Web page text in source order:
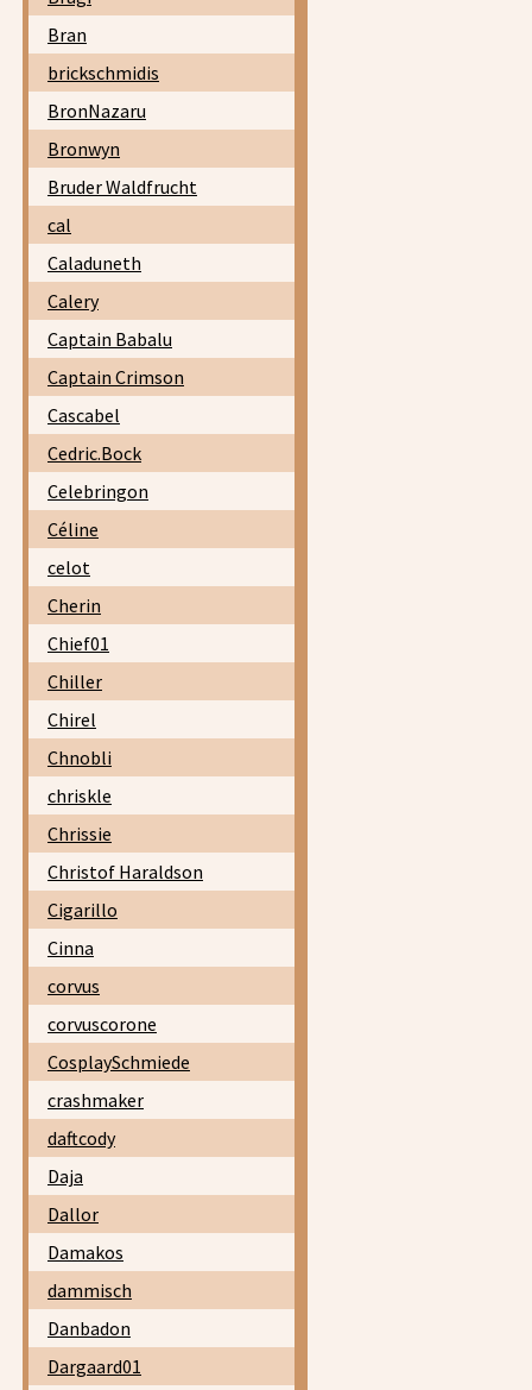
Bran
brickschmidis
BronNazaru
Bronwyn
Bruder Waldfrucht
cal
Caladuneth
Calery
Captain Babalu
Captain Crimson
Cascabel
Cedric.Bock
Celebringon
Céline
celot
Cherin
Chief01
Chiller
Chirel
Chnobli
chriskle
Chrissie
Christof Haraldson
Cigarillo
Cinna
corvus
corvuscorone
CosplaySchmiede
crashmaker
daftcody
Daja
Dallor
Damakos
dammisch
Danbadon
Dargaard01